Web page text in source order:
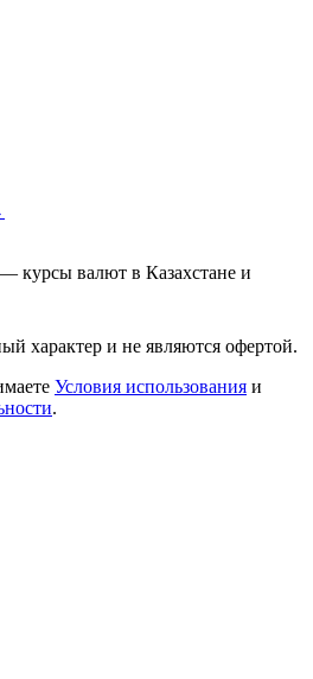
валют в Казахстане и
характер и не являются офертой.
Условия использования и
.